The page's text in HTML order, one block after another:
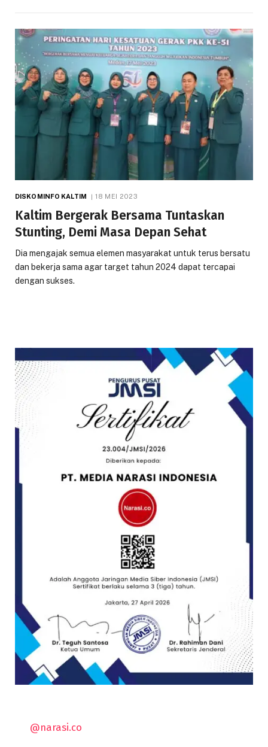
DISKOMINFO KALTIM 18 MEI 2023
Kaltim Bergerak Bersama Tuntaskan
Stunting, Demi Masa Depan Sehat
Dia mengajak semua elemen masyarakat untuk terus bersatu
dan bekerja sama agar target tahun 2024 dapat tercapai
dengan sukses.
@narasi.co